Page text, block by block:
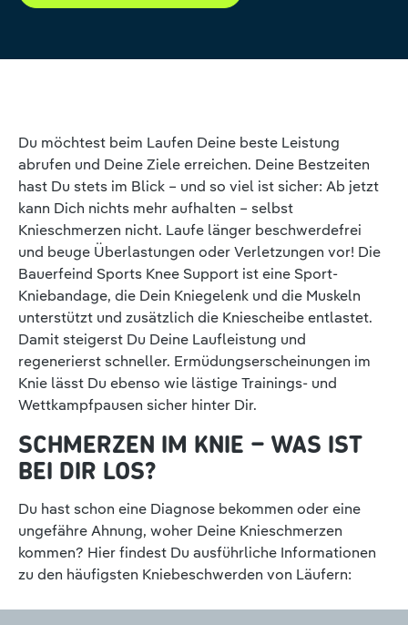
Du möchtest beim Laufen Deine beste Leistung
abrufen und Deine Ziele erreichen. Deine Bestzeiten
hast Du stets im Blick – und so viel ist sicher: Ab jetzt
kann Dich nichts mehr aufhalten – selbst
Knieschmerzen nicht. Laufe länger beschwerdefrei
und beuge Überlastungen oder Verletzungen vor! Die
Bauerfeind Sports Knee Support ist eine Sport-
Kniebandage, die Dein Kniegelenk und die Muskeln
unterstützt und zusätzlich die Kniescheibe entlastet.
Damit steigerst Du Deine Laufleistung und
regenerierst schneller. Ermüdungserscheinungen im
Knie lässt Du ebenso wie lästige Trainings- und
Wettkampfpausen sicher hinter Dir.
SCHMERZEN IM KNIE – WAS IST
BEI DIR LOS?
Du hast schon eine Diagnose bekommen oder eine
ungefähre Ahnung, woher Deine Knieschmerzen
kommen? Hier findest Du ausführliche Informationen
zu den häufigsten Kniebeschwerden von Läufern: